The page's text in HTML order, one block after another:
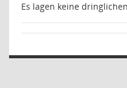
Es lagen keine